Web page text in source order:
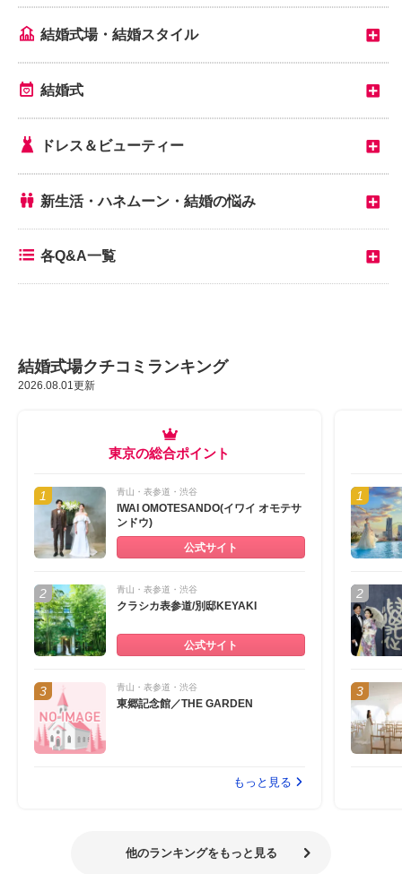
結婚式場・結婚スタイル
結婚式
ドレス＆ビューティー
新生活・ハネムーン・結婚の悩み
各Q&A一覧
結婚式場クチコミランキング
2026.08.01更新
東京の総合ポイント
青山・表参道・渋谷
IWAI OMOTESANDO(イワイ オモテサ
ンドウ)
公式サイト
青山・表参道・渋谷
クラシカ表参道/別邸KEYAKI
公式サイト
青山・表参道・渋谷
東郷記念館／THE GARDEN
もっと見る
他のランキングをもっと見る